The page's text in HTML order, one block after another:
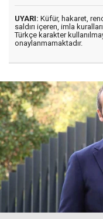
UYARI: Küfür, hakaret,
saldırı içeren, imla
Türkçe karakter
onaylanmamaktadır.